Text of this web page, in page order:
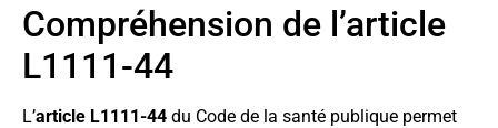
Compréhension de l’article
L1111-44
L’article L1111-44 du Code de la santé publique permet